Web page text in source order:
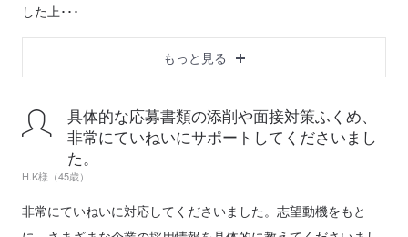
した上･･･
もっと見る
具体的な応募書類の添削や面接対策ふくめ、
非常にていねいにサポートしてくださいまし
た。
H.K様（45歳）
非常にていねいに対応してくださいました。志望動機をもと